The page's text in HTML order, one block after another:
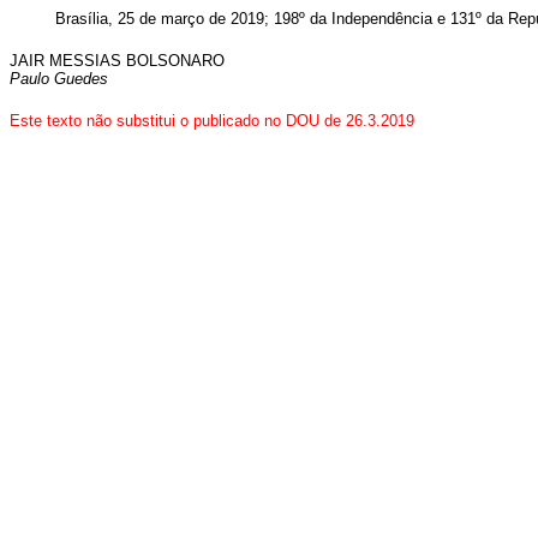
Brasília, 25 de março de 2019; 198º da Independência e 131º da
JAIR MESSIAS BOLSONARO
Paulo Guedes
Este texto não substitui o publicado no DOU de 26.3.2019